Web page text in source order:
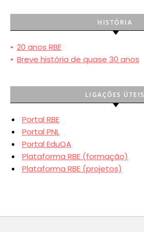
HISTÓRIA
• 20 anos RBE
• Breve história de quase 30 anos
LIGAÇÕES ÚTEIS
Portal RBE
Portal PNL
Portal EduQA
Plataforma RBE (formação)
Plataforma RBE (projetos)